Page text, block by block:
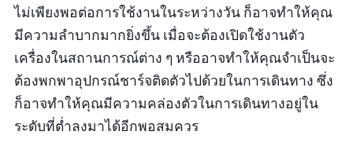
ไม่เพียงพอต่อการใช้งานในระหว่างวัน ก็อาจทำให้คุณ
มีความลำบากมากยิ่งขึ้น เมื่อจะต้องเปิดใช้งานตัว
เครื่องในสถานการณ์ต่าง ๆ หรืออาจทำให้คุณจำเป็นจะ
ต้องพกพาอุปกรณ์ชาร์จติดตัวไปด้วยในการเดินทาง ซึ่ง
ก็อาจทำให้คุณมีความคล่องตัวในการเดินทางอยู่ใน
ระดับที่ต่ำลงมาได้อีกพอสมควร